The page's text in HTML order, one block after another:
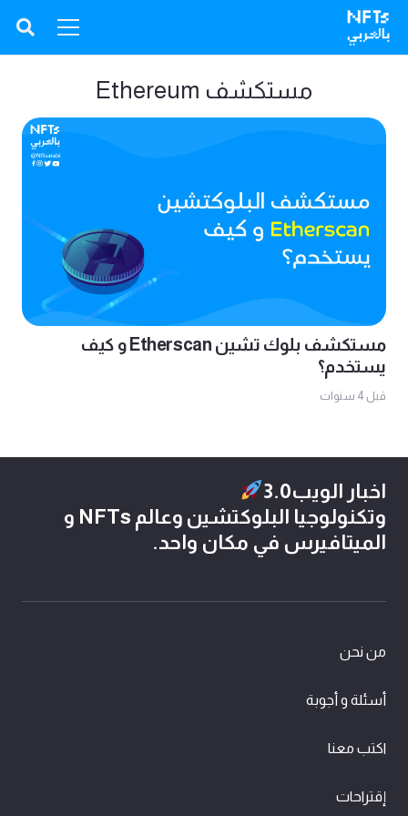
مستكشف Ethereum
مستكشف بلوك تشين Etherscan و كيف
يستخدم؟
قبل 4 سنوات
اخبار الويب3.0
وتكنولوجيا البلوكتشين وعالم NFTs و
الميتافيرس في مكان واحد.
من نحن
أسئلة و أجوبة
اكتب معنا
إقتراحات